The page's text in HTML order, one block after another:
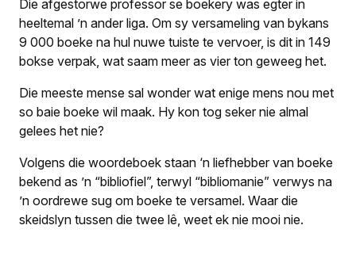
Die afgestorwe professor se boekery was egter in
heeltemal ’n ander liga. Om sy versameling van bykans
9 000 boeke na hul nuwe tuiste te vervoer, is dit in 149
bokse verpak, wat saam meer as vier ton geweeg het.
Die meeste mense sal wonder wat enige mens nou met
so baie boeke wil maak. Hy kon tog seker nie almal
gelees het nie?
Volgens die woordeboek staan ‘n liefhebber van boeke
bekend as ’n “bibliofiel”, terwyl “bibliomanie” verwys na
’n oordrewe sug om boeke te versamel. Waar die
skeidslyn tussen die twee lê, weet ek nie mooi nie.